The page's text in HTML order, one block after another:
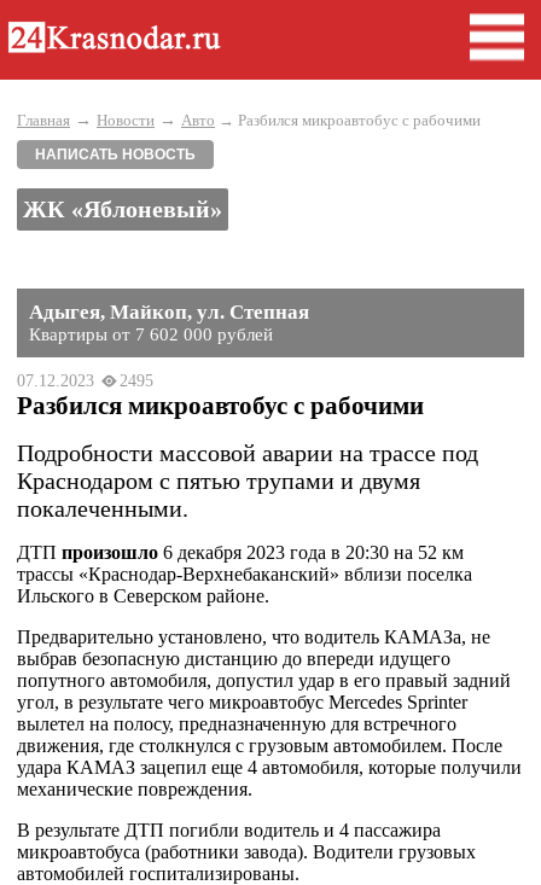
Главная → Новости → Авто → Разбился микроавтобус с рабочими
НАПИСАТЬ НОВОСТЬ
ЖК «Яблоневый»
Адыгея, Майкоп, ул. Степная
Квартиры от 7 602 000 рублей
07.12.2023 2495
Разбился микроавтобус с рабочими
Подробности массовой аварии на трассе под
Краснодаром с пятью трупами и двумя
покалеченными.
ДТП произошло 6 декабря 2023 года в 20:30 на 52 км
трассы «Краснодар-Верхнебаканский» вблизи поселка
Ильского в Северском районе.
Предварительно установлено, что водитель КАМАЗа, не
выбрав безопасную дистанцию до впереди идущего
попутного автомобиля, допустил удар в его правый задний
угол, в результате чего микроавтобус Mercedes Sprinter
вылетел на полосу, предназначенную для встречного
движения, где столкнулся с грузовым автомобилем. После
удара КАМАЗ зацепил еще 4 автомобиля, которые получили
механические повреждения.
В результате ДТП погибли водитель и 4 пассажира
микроавтобуса (работники завода). Водители грузовых
автомобилей госпитализированы.